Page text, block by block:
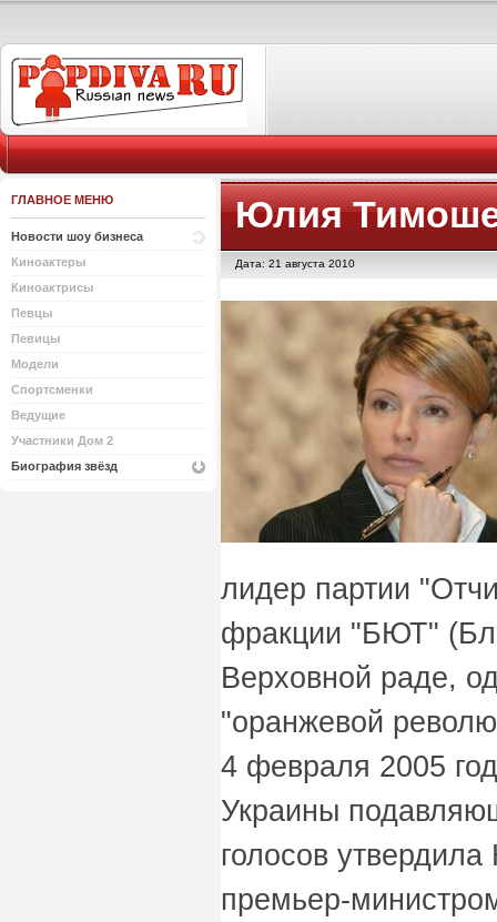
ГЛАВНОЕ МЕНЮ
Новости шоу бизнеса
Киноактеры
Киноактрисы
Певцы
Певицы
Модели
Спортсменки
Ведущие
Участники Дом 2
Биография звёзд
Юлия
Дата: 21 августа 2010
лидер партии
фракции "БЮТ"
Верховной раде,
"оранжевой
4 февраля 2005
Украины
голосов
премьер-